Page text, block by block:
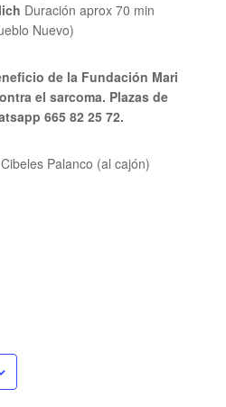
Duración aprox 70 min
Nuevo)
de la Fundación Mari
el sarcoma. Plazas de
665 82 25 72.
Palanco (al cajón)